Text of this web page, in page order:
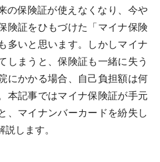
の保険証が使えなくなり、今や
険証をひもづけた「マイナ保険
多いと思います。しかしマイナ
しまうと、保険証も一緒に失う
にかかる場合、自己負担額は何
本記事ではマイナ保険証が手元
、マイナンバーカードを紛失し
します。